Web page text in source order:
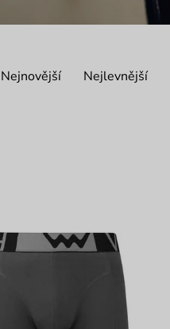
Nejnovější Nejlevnější